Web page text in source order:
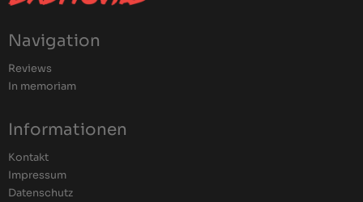
Navigation
Reviews
In memoriam
Informationen
Kontakt
Impressum
Datenschutz